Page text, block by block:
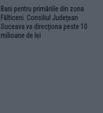
Bani pentru primăriile din zona
Fălticeni. Consiliul Județean
Suceava va direcționa peste 10
milioane de lei